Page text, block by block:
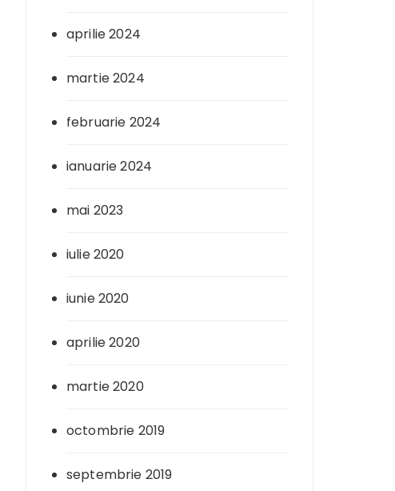
aprilie 2024
martie 2024
februarie 2024
ianuarie 2024
mai 2023
iulie 2020
iunie 2020
aprilie 2020
martie 2020
octombrie 2019
septembrie 2019